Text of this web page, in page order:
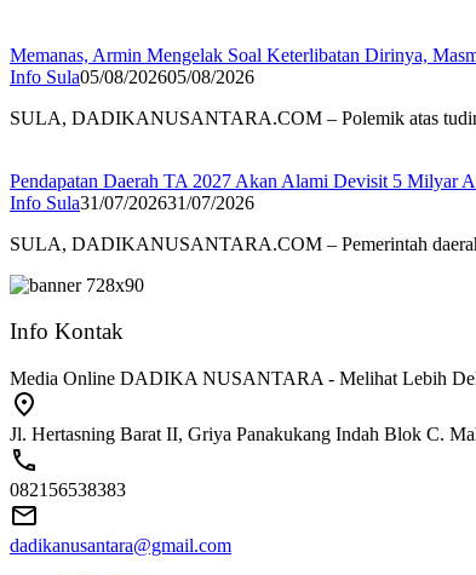
Memanas, Armin Mengelak Soal Keterlibatan Dirinya,
Info Sula05/08/202605/08/2026
SULA, DADIKANUSANTARA.COM – Polemik atas
Pendapatan Daerah TA 2027 Akan Alami Devisit 5 Milyar
Info Sula31/07/202631/07/2026
SULA, DADIKANUSANTARA.COM – Pemerintah
Info Kontak
Media Online DADIKA NUSANTARA - Melihat Lebih
Jl. Hertasning Barat II, Griya Panakukang Indah Blok C.
082156538383
dadikanusantara@gmail.com